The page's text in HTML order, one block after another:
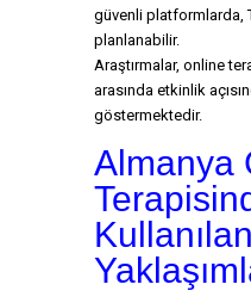
güvenli platformlarda,
planlanabilir.
Araştırmalar, online
arasında etkinlik
göstermektedir.
Almanya
Kullanılan